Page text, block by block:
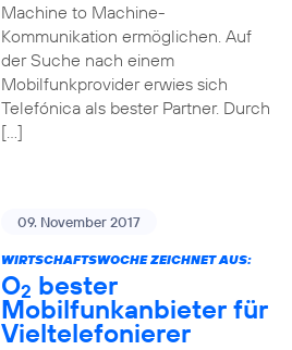
Machine to Machine-
Kommunikation ermöglichen. Auf
der Suche nach einem
Mobilfunkprovider erwies sich
Telefónica als bester Partner. Durch
[…]
09. November 2017
WIRTSCHAFTSWOCHE ZEICHNET AUS:
O2 bester
Mobilfunkanbieter für
Vieltelefonierer